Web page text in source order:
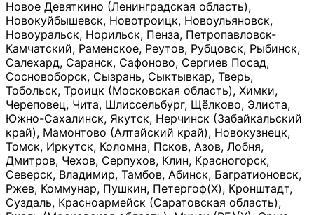
Новое Девяткино (Ленинградская область),
Новокуйбышевск, Новотроицк, Новоульяновск,
Новоуральск, Норильск, Пенза, Петропавловск-
Камчатский, Раменское, Реутов, Рубцовск, Рыбинск,
Салехард, Саранск, Сафоново, Сергиев Посад,
Сосновоборск, Сызрань, Сыктывкар, Тверь,
Тобольск, Троицк (Московская область), Химки,
Череповец, Чита, Шлиссельбург, Щёлково, Элиста,
Южно-Сахалинск, Якутск, Нерчинск (Забайкальский
край), Мамонтово (Алтайский край), Новокузнецк,
Томск, Иркутск, Коломна, Псков, Азов, Лобня,
Дмитров, Чехов, Серпухов, Клин, Красногорск,
Северск, Владимир, Тамбов, Абинск, Багратионовск,
Ржев, Коммунар, Пушкин, Петергоф(Х), Кронштадт,
Суздаль, Красноармейск (Саратовская область),